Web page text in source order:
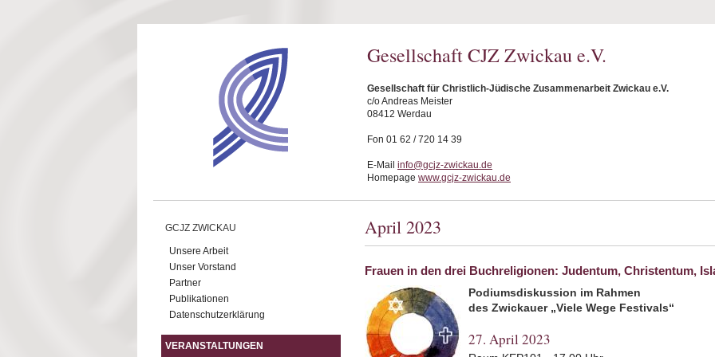
Gesellschaft CJZ Zwickau e.V.
Gesellschaft für Christlich-Jüdische Zusammenarbeit Zwickau e.V.
c/o Andreas Meister
08412 Werdau
Fon 01 62 / 720 14 39
E-Mail info@gcjz-zwickau.de
Homepage www.gcjz-zwickau.de
GCJZ ZWICKAU
Unsere Arbeit
Unser Vorstand
Partner
Publikationen
Datenschutzerklärung
VERANSTALTUNGEN
April 2023
Frauen in den drei Buchreligionen: Judentum, Christentum,
Podiumsdiskussion im Rahmen
des Zwickauer „Viele Wege Festivals“
27. April 2023